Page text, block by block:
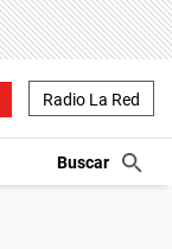
Radio La Red